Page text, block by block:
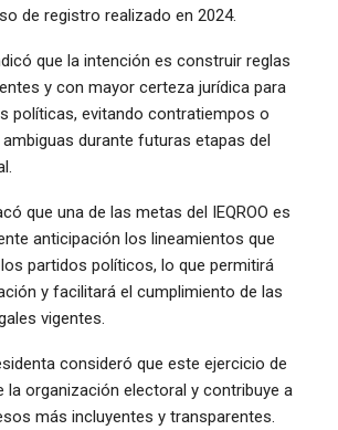
de registro realizado en 2024.
que la intención es construir reglas
y con mayor certeza jurídica para
políticas, evitando contratiempos o
durante futuras etapas del
que una de las metas del IEQROO es
anticipación los lineamientos que
partidos políticos, lo que permitirá
y facilitará el cumplimiento de las
vigentes.
consideró que este ejercicio de
la organización electoral y contribuye a
más incluyentes y transparentes.